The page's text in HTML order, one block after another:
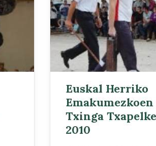
Euskal Herriko
Emakumezkoen
Txinga
2010